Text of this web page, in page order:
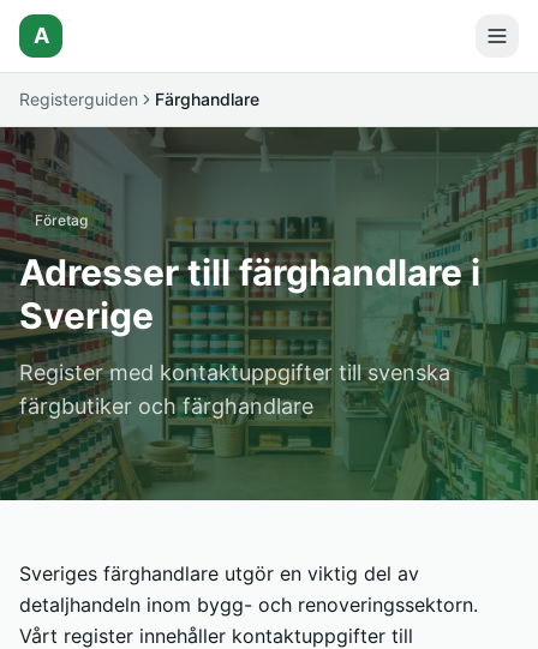
A
Registerguiden Färghandlare
Företag
Adresser till färghandlare i
Sverige
Register med kontaktuppgifter till svenska
färgbutiker och färghandlare
Sveriges färghandlare utgör en viktig del av
detaljhandeln inom bygg- och renoveringssektorn.
Vårt register innehåller kontaktuppgifter till